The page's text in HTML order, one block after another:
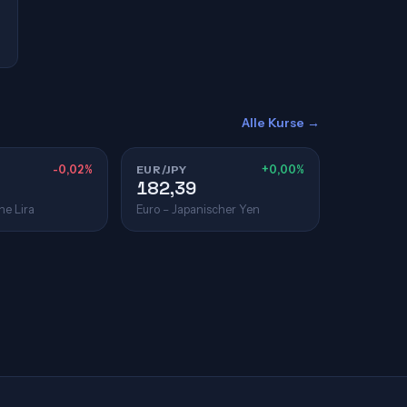
Alle Kurse →
-0,02%
Lira
EUR/JPY +0,00%
182,39
Euro – Japanischer Yen